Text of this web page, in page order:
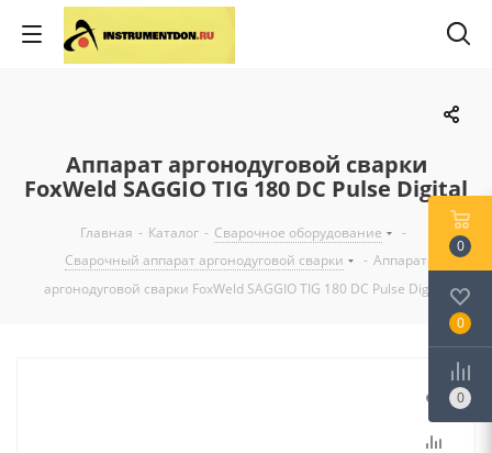
Аппарат аргонодуговой сварки
FoxWeld SAGGIO TIG 180 DC Pulse Digital
Главная - Каталог - Сварочное оборудование
-
Сварочный аппарат аргонодуговой сварки
- Аппарат
аргонодуговой сварки FoxWeld SAGGIO TIG 180 DC Pulse Digital
0
0
0